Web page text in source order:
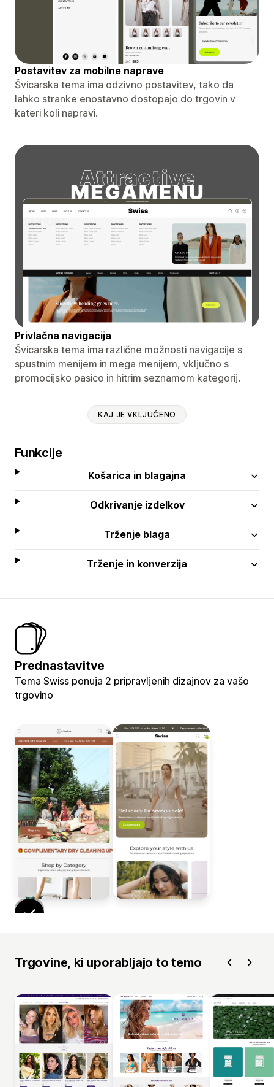
Postavitev za mobilne naprave
Švicarska tema ima odzivno postavitev, tako da
lahko stranke enostavno dostopajo do trgovin v
kateri koli napravi.
Privlačna navigacija
Švicarska tema ima različne možnosti navigacije s
spustnim menijem in mega menijem, vključno s
promocijsko pasico in hitrim seznamom kategorij.
KAJ JE VKLJUČENO
Funkcije
Košarica in blagajna
Odkrivanje izdelkov
Trženje blaga
Trženje in konverzija
Prednastavitve
Tema Swiss ponuja 2 pripravljenih dizajnov za vašo
trgovino
Trgovine, ki uporabljajo to temo